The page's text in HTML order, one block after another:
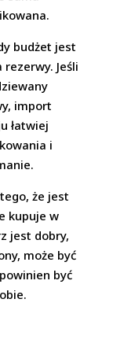
budżet jest
Jeśli
import
łatwiej
i
że jest
kupuje w
jest dobry,
może być
być